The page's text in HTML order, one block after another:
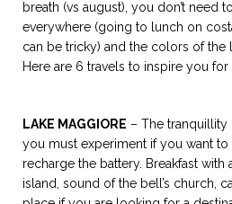
breath (vs august), you don’t need
everywhere (going to lunch on
can be tricky) and the colors of the
Here are 6 travels to inspire you for
LAKE MAGGIORE – The
you must experiment if you want
recharge the battery. Breakfast
island, sound of the bell’s church,